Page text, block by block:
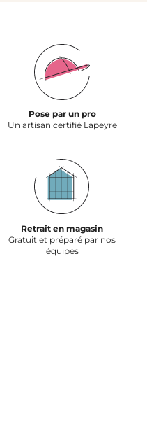
Pose par un pro
Un artisan certifié Lapeyre
Retrait en magasin
Gratuit et préparé par nos
équipes